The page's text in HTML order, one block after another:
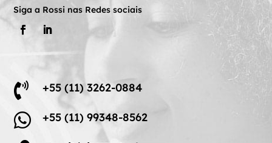
Siga a Rossi nas Redes sociais
 +55 (11) 3262-0884
 +55 (11) 99348-8562